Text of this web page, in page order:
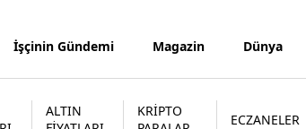
Şanlıurfa
Van
İşçinin Gündemi Magazin Dünya
ALTIN
KRİPTO
ECZANELER